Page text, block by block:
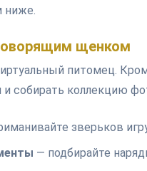
ниже.
щенком
питомец.
и собирать коллекцию
зверьков
— подбирайте